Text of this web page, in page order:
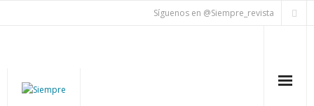
Síguenos en @Siempre_revista